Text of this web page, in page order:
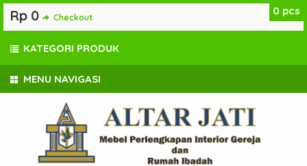
MENU NAVIGASI
0 pcs
Rp 0 Checkout
KATEGORI PRODUK